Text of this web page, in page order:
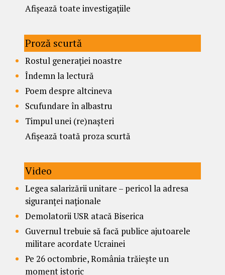
Afișează toate investigațiile
Proză scurtă
Rostul generației noastre
Îndemn la lectură
Poem despre altcineva
Scufundare în albastru
Timpul unei (re)nașteri
Afișează toată proza scurtă
Video
Legea salarizării unitare – pericol la adresa
siguranței naționale
Demolatorii USR atacă Biserica
Guvernul trebuie să facă publice ajutoarele
militare acordate Ucrainei
Pe 26 octombrie, România trăiește un
moment istoric